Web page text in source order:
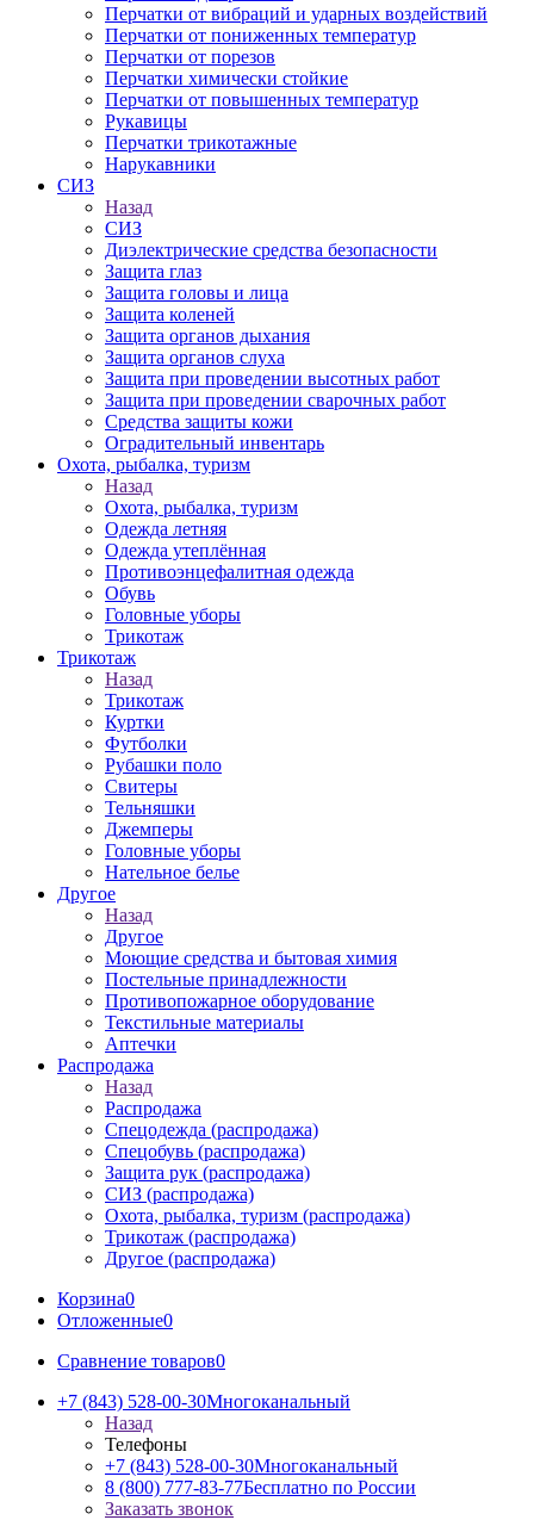
Перчатки от вибраций и ударных воздействий
Перчатки от пониженных температур
Перчатки от порезов
Перчатки химически стойкие
Перчатки от повышенных температур
Рукавицы
Перчатки трикотажные
Нарукавники
СИЗ
Назад
СИЗ
Диэлектрические средства безопасности
Защита глаз
Защита головы и лица
Защита коленей
Защита органов дыхания
Защита органов слуха
Защита при проведении высотных работ
Защита при проведении сварочных работ
Средства защиты кожи
Оградительный инвентарь
Охота, рыбалка, туризм
Назад
Охота, рыбалка, туризм
Одежда летняя
Одежда утеплённая
Противоэнцефалитная одежда
Обувь
Головные уборы
Трикотаж
Трикотаж
Назад
Трикотаж
Куртки
Футболки
Рубашки поло
Свитеры
Тельняшки
Джемперы
Головные уборы
Нательное белье
Другое
Назад
Другое
Моющие средства и бытовая химия
Постельные принадлежности
Противопожарное оборудование
Текстильные материалы
Аптечки
Распродажа
Назад
Распродажа
Спецодежда (распродажа)
Спецобувь (распродажа)
Защита рук (распродажа)
СИЗ (распродажа)
Охота, рыбалка, туризм (распродажа)
Трикотаж (распродажа)
Другое (распродажа)
Корзина0
Отложенные0
Сравнение товаров0
+7 (843) 528-00-30Многоканальный
Назад
Телефоны
+7 (843) 528-00-30Многоканальный
8 (800) 777-83-77Бесплатно по России
Заказать звонок